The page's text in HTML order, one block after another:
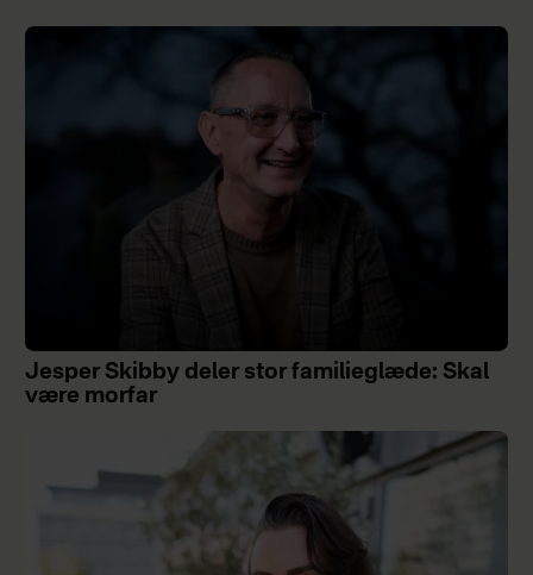
Jesper Skibby deler stor familieglæde: Skal
være morfar